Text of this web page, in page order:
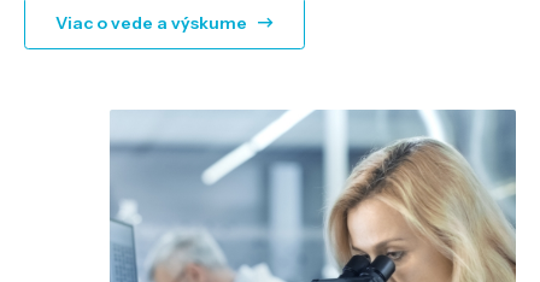
Viac o vede a výskume